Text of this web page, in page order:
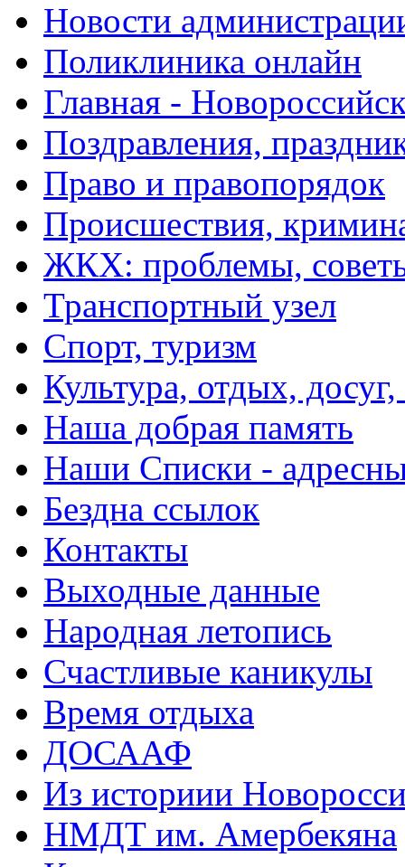
Новости
Поликлиника онлайн
Главная -
Поздравления,
Право и правопорядок
Происшествия,
ЖКХ: проблемы,
Транспортный узел
Спорт, туризм
Культура, отдых,
Наша добрая память
Наши Списки -
Бездна ссылок
Контакты
Выходные данные
Народная летопись
Счастливые каникулы
Время отдыха
ДОСААФ
Из историии
НМДТ им. Амербекяна